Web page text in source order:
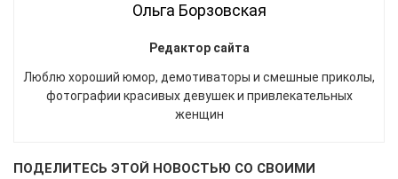
Ольга Борзовская
Редактор сайта
Люблю хороший юмор, демотиваторы и смешные приколы,
фотографии красивых девушек и привлекательных
женщин
ПОДЕЛИТЕСЬ ЭТОЙ НОВОСТЬЮ СО СВОИМИ